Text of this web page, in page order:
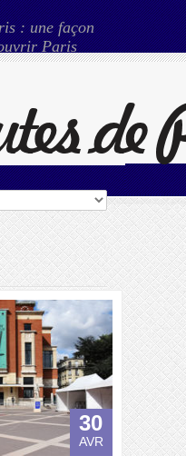
: une façon
Paris
30
AVR